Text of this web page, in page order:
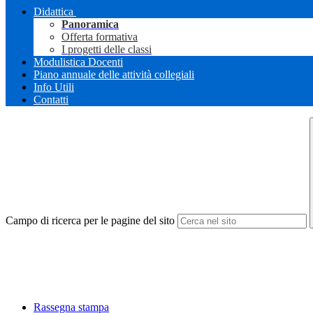
Didattica
Panoramica
Offerta formativa
I progetti delle classi
Modulistica Docenti
Piano annuale delle attività collegiali
Info Utili
Contatti
Campo di ricerca per le pagine del sito
Rassegna stampa